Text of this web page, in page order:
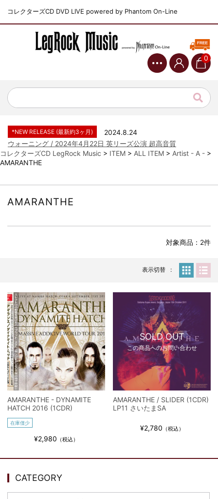
コレクターズCD DVD LIVE powered by Phantom On-Line
0
ジャーニー / 1979年5月8+9日 コロラド州 2公演 SBD 完全収録！
*NEW RELEASE (最新約3ヶ月)
2024.11.9
*NEW RELEASE (最新約3ヶ月)
2024.8.24
ウォーニング / 2024年4月22日 英リーズ公演 超高音質
IEM+Aud！
*NEW RELEASE (最新約3ヶ月)
収録！
*NEW RELEASE (最新約3ヶ月)
スコーピオンズ / 2024年6月15日 リスボン公演 FHD 完全収録！
マネスキン / 2024年6月9日 ドイツ ROCK AM RING 公演 FHD 完
リアム・ギャラガー / 2024年6月1日 英国シェフィールド公演 完
全収録！
*NEW RELEASE (最新約3ヶ月)
2024.6.9
メガデス / 2023年8月4日 ドイツ W.O.A. 公演 FHD 完全収録！
*NEW RELEASE (最新約3ヶ月)
2024.6.9
ユーライア・ヒープ / 2023年8月3日 ドイツ W.O.A. 公演 FHD 完
全収録！
*NEW RELEASE (最新約3ヶ月)
2024.6.9
ジャーニー / 1979年5月8+9日 コロラド州 2公演 SBD 完全収録！
*NEW RELEASE (最新約3ヶ月)
2024.11.9
*NEW RELEASE (最新約3ヶ月)
ウォーニング / 2024年4月22日 英リーズ公演 超高音質
*NEW RELEASE (最新約3ヶ月)
2024.6.24
ビリー・ジョエル / 2024年3月24日 100Aniv. 米M.S.G公演 完全
収録！
*NEW RELEASE (最新約3ヶ月)
2024.6.24
コレクターズCD LegRock Music > ITEM > ALL ITEM > Artist - A - >
AMARANTHE
AMARANTHE
対象商品：2件
表示切替
AMARANTHE - DYNAMITE
HATCH 2016 (1CDR)
在庫僅少
¥2,980 （税込）
SOLD OUT
この商品へのお問い合わせ
AMARANTHE / SLIDER (1CDR)
LP11 さいたまSA
¥2,780 （税込）
CATEGORY